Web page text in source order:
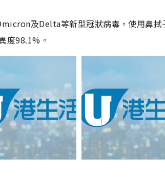
及Delta等新型冠狀病毒，使用鼻拭
度98.1%。